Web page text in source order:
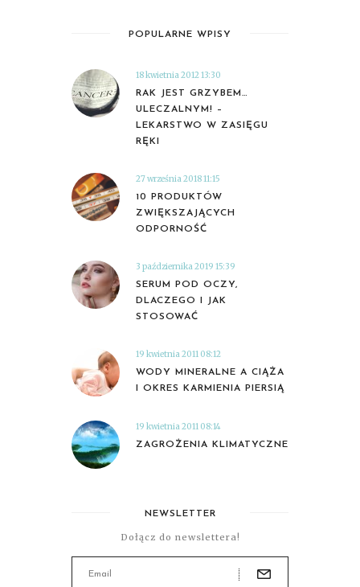
POPULARNE WPISY
18 kwietnia 2012 13:30
RAK JEST GRZYBEM…
ULECZALNYM! –
LEKARSTWO W ZASIĘGU
RĘKI
27 września 2018 11:15
10 PRODUKTÓW
ZWIĘKSZAJĄCYCH
ODPORNOŚĆ
3 października 2019 15:39
SERUM POD OCZY,
DLACZEGO I JAK
STOSOWAĆ
19 kwietnia 2011 08:12
WODY MINERALNE A CIĄŻA
I OKRES KARMIENIA PIERSIĄ
19 kwietnia 2011 08:14
ZAGROŻENIA KLIMATYCZNE
NEWSLETTER
Dołącz do newslettera!